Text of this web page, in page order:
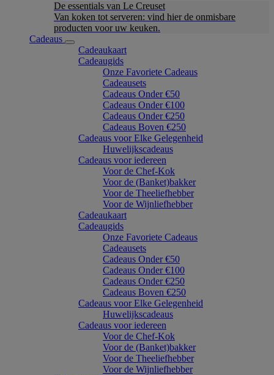
De essentials van Le Creuset
Van koken tot serveren: vind hier de onmisbare
producten voor uw keuken.
Cadeaus
Cadeaukaart
Cadeaugids
Onze Favoriete Cadeaus
Cadeausets
Cadeaus Onder €50
Cadeaus Onder €100
Cadeaus Onder €250
Cadeaus Boven €250
Cadeaus voor Elke Gelegenheid
Huwelijkscadeaus
Cadeaus voor iedereen
Voor de Chef-Kok
Voor de (Banket)bakker
Voor de Theeliefhebber
Voor de Wijnliefhebber
Cadeaukaart
Cadeaugids
Onze Favoriete Cadeaus
Cadeausets
Cadeaus Onder €50
Cadeaus Onder €100
Cadeaus Onder €250
Cadeaus Boven €250
Cadeaus voor Elke Gelegenheid
Huwelijkscadeaus
Cadeaus voor iedereen
Voor de Chef-Kok
Voor de (Banket)bakker
Voor de Theeliefhebber
Voor de Wijnliefhebber